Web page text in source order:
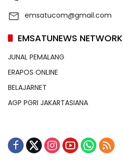
emsatucom@gmail.com
EMSATUNEWS NETWORK
JUNAL PEMALANG
ERAPOS ONLINE
BELAJARNET
AGP PGRI JAKARTASIANA